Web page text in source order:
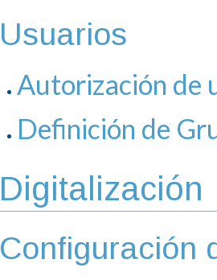
Usuarios
Autorización de
Definición de
Digitalización
Configuración